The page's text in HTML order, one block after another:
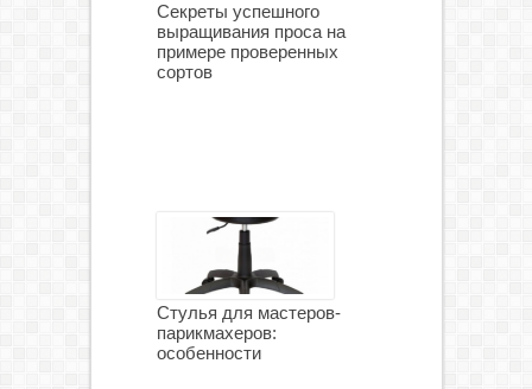
Секреты успешного
выращивания проса на
примере проверенных
сортов
Стулья для мастеров-
парикмахеров:
особенности